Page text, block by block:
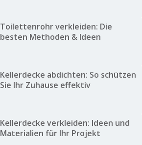
Toilettenrohr verkleiden: Die
besten Methoden & Ideen
Kellerdecke abdichten: So schützen
Sie Ihr Zuhause effektiv
Kellerdecke verkleiden: Ideen und
Materialien für Ihr Projekt